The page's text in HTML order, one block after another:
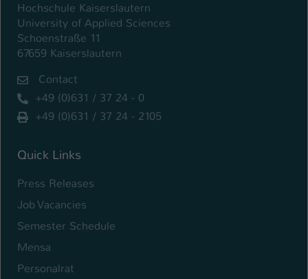
Hochschule Kaiserslautern
University of Applied Sciences
Schoenstraße 11
67659 Kaiserslautern
Contact
+49 (0)631 / 37 24 - 0
+49 (0)631 / 37 24 - 2105
Quick Links
Press Releases
Job Vacancies
Semester Schedule
Mensa
Personalrat